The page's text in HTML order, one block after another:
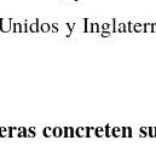
y
concreten